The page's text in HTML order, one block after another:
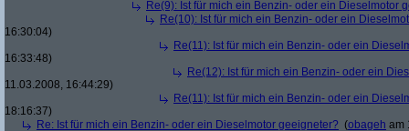
Re(9): Ist für mich ein Benzin- oder ein Dieselmotor
Re(10): Ist für mich ein Benzin- oder ein
16:30:04)
Re(11): Ist für mich ein Benzin- oder ein
16:33:48)
Re(12): Ist für mich ein Benzin- oder ein
11.03.2008, 16:44:29)
Re(11): Ist für mich ein Benzin- oder ein
18:16:37)
Re: Ist für mich ein Benzin- oder ein Dieselmotor geeigneter? (obageh am